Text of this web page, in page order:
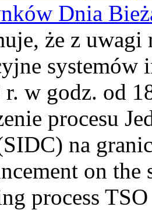
Dnia
że z uwagi
w godz. od
procesu
na
on
process